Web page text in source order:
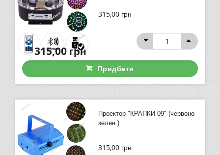
315,00 грн
315,00грн
Придбати
Проектор "КРАПКИ 09" (червоно-
зелен.)
315,00 грн